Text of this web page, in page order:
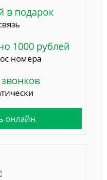
в подарок
1000 рублей
номера
онлайн